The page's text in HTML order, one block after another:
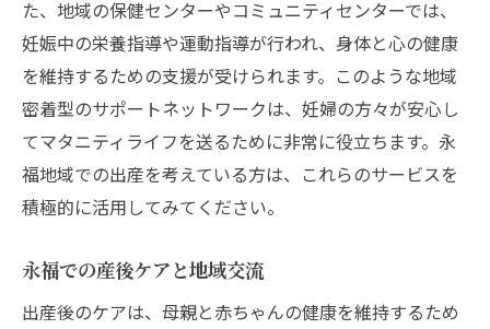
た、地域の保健センターやコミュニティセンターでは、
妊娠中の栄養指導や運動指導が行われ、身体と心の健康
を維持するための支援が受けられます。このような地域
密着型のサポートネットワークは、妊婦の方々が安心し
てマタニティライフを送るために非常に役立ちます。永
福地域での出産を考えている方は、これらのサービスを
積極的に活用してみてください。
永福での産後ケアと地域交流
出産後のケアは、母親と赤ちゃんの健康を維持するため